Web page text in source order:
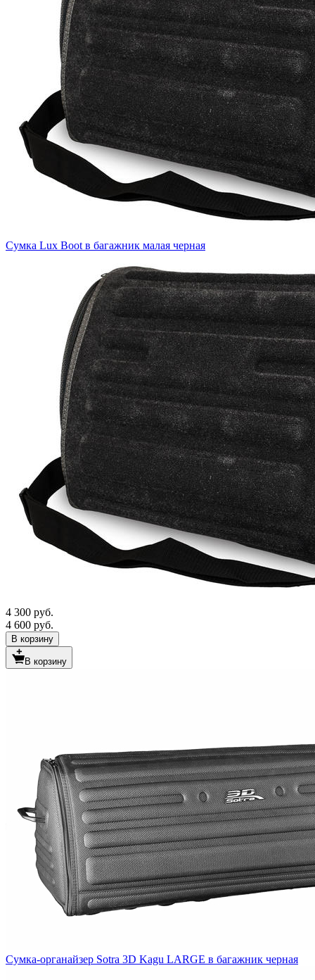
Сумка Lux Boot в багажник малая черная
4 300 руб.
4 600 руб.
В корзину
В корзину
Сумка-органайзер Sotra 3D Kagu LARGE в багажник черная